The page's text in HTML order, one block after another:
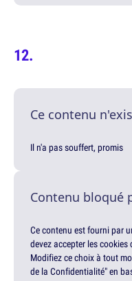
Ce contenu
Il n'a pas souffert, promis
Contenu bloqué
Ce contenu est fourni par
devez accepter les
Modifiez ce choix à tout
de la Confidentialité" en